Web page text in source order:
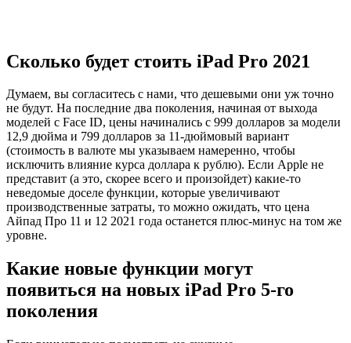
Сколько будет стоить iPad Pro 2021
Думаем, вы согласитесь с нами, что дешевыми они уж точно
не будут. На последние два поколения, начиная от выхода
моделей с Face ID, цены начинались с 999 долларов за модели
12,9 дюйма и 799 долларов за 11-дюймовый вариант
(стоимость в валюте мы указываем намеренно, чтобы
исключить влияние курса доллара к рублю). Если Apple не
представит (а это, скорее всего и произойдет) какие-то
неведомые доселе функции, которые увеличивают
производственные затраты, то можно ожидать, что цена
Айпад Про 11 и 12 2021 года останется плюс-минус на том же
уровне.
Какие новые функции могут
появиться на новых iPad Pro 5-го
поколения